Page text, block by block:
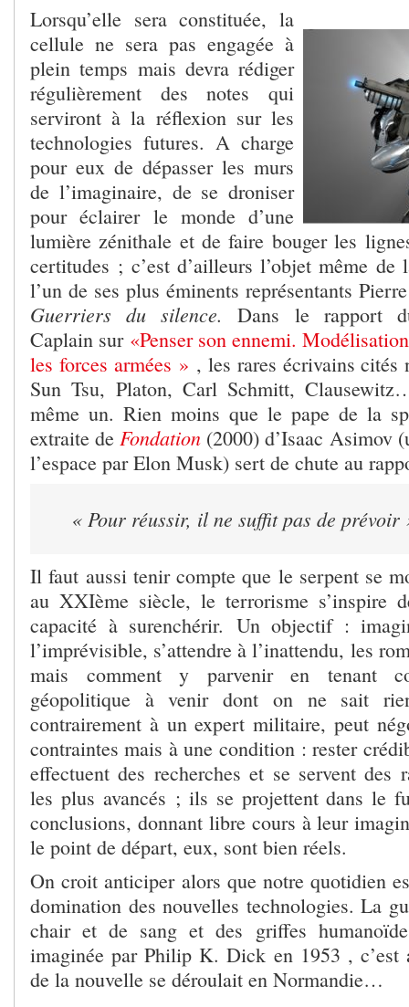
Lorsqu’elle sera constituée, la
cellule ne sera pas engagée à
plein temps mais devra rédiger
régulièrement des notes qui
serviront à la réflexion sur les
technologies futures. A charge
pour eux de dépasser les murs
de l’imaginaire, de se droniser
pour éclairer le monde d’une
lumière zénithale et de faire bouger les
certitudes ; c’est d’ailleurs l’objet même
l’un de ses plus éminents représentants
Guerriers du silence.
Dans le rapport
Caplain sur «Penser son ennemi.
les forces armées » , les rares écrivains cités
Sun Tsu, Platon, Carl Schmitt,
même un. Rien moins que le pape de la
extraite deFondation (2000) d’Isaac Asimov
l’espace par Elon Musk) sert de chute au
« Pour réussir, il ne suffit pas de prévoir
Il faut aussi tenir compte que le serpent se
au XXIème siècle, le terrorisme s’inspire
capacité à surenchérir. Un objectif :
l’imprévisible, s’attendre à l’inattendu, les
mais comment y parvenir en tenant
géopolitique à venir dont on ne sait
contrairement à un expert militaire, peut
contraintes mais à une condition : rester
effectuent des recherches et se servent des
les plus avancés ; ils se projettent dans le
conclusions, donnant libre cours à leur
le point de départ, eux, sont bien réels.
On croit anticiper alors que notre quotidien
domination des nouvelles technologies. La
chair et de sang et des griffes
imaginée par Philip K. Dick en 1953 , c’est
de la nouvelle se déroulait en Normandie…